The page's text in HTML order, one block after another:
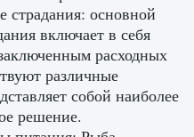
297 0 0
страдания: основной
включает в себя
расходных
различные
собой наиболее
решение.